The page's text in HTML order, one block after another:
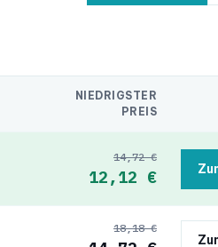
NIEDRIGSTER
PREIS
14,72 €
12,12 €
18,18 €